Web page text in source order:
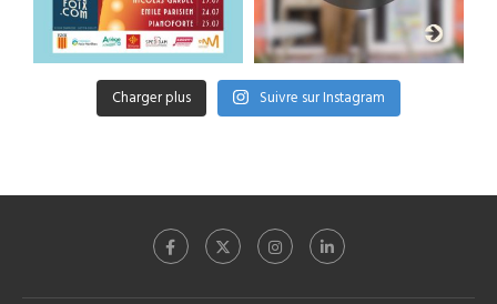
Charger plus Suivre sur Instagram